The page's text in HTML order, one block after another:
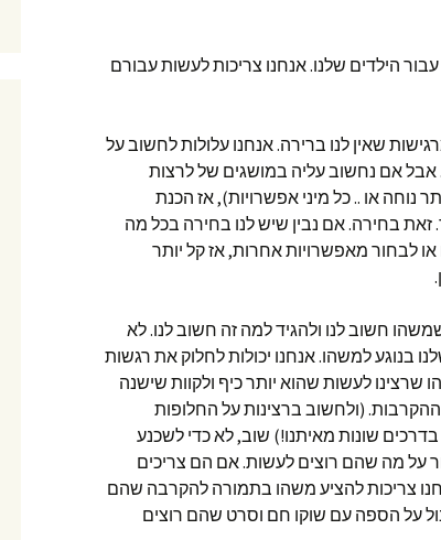
הילדים שלנו. אנחנו צריכות לעשות עבורם
שאין לנו ברירה. אנחנו עלולות לחשוב על
אם נחשוב עליה במושגים של לרצות
נוחה או .. כל מיני אפשרויות), אז הכנת
בחירה. אם נבין שיש לנו בחירה בכל מה
לבחור מאפשרויות אחרות, אז קל יותר
חשוב לנו ולהגיד למה זה חשוב לנו. לא
בנוגע למשהו. אנחנו יכולות לחלוק את רגשות
לעשות שהוא יותר כיף ולקוות שישנה
(ולחשוב ברצינות על החלופות
שונות מאיתנו!) שוב, לא כדי לשכנע
על מה שהם רוצים לעשות. אם הם צריכים
צריכות להציע משהו בתמורה להקרבה שהם
על הספה עם שוקו חם וסרט שהם רוצים